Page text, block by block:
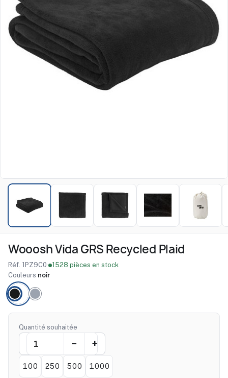
Wooosh Vida GRS Recycled Plaid
Réf. 1PZ9C0· 1528 pièces en stock
Couleurs noir
Quantité souhaitée
100 250 500 1000